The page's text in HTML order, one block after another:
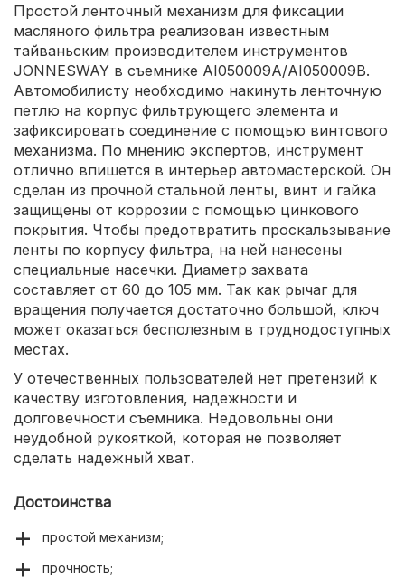
Простой ленточный механизм для фиксации
масляного фильтра реализован известным
тайваньским производителем инструментов
JONNESWAY в съемнике AI050009A/AI050009B.
Автомобилисту необходимо накинуть ленточную
петлю на корпус фильтрующего элемента и
зафиксировать соединение с помощью винтового
механизма. По мнению экспертов, инструмент
отлично впишется в интерьер автомастерской. Он
сделан из прочной стальной ленты, винт и гайка
защищены от коррозии с помощью цинкового
покрытия. Чтобы предотвратить проскальзывание
ленты по корпусу фильтра, на ней нанесены
специальные насечки. Диаметр захвата
составляет от 60 до 105 мм. Так как рычаг для
вращения получается достаточно большой, ключ
может оказаться бесполезным в труднодоступных
местах.
У отечественных пользователей нет претензий к
качеству изготовления, надежности и
долговечности съемника. Недовольны они
неудобной рукояткой, которая не позволяет
сделать надежный хват.
Достоинства
простой механизм;
прочность;